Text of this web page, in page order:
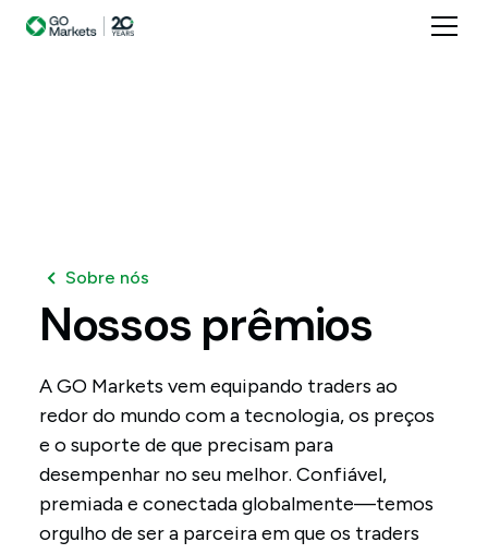
Sobre nós
Nossos prêmios
A GO Markets vem equipando traders ao
redor do mundo com a tecnologia, os preços
e o suporte de que precisam para
desempenhar no seu melhor. Confiável,
premiada e conectada globalmente—temos
orgulho de ser a parceira em que os traders